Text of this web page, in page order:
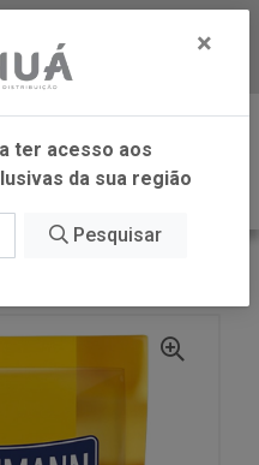
Baixe já nosso APP
0
×
ter acesso aos
da sua região
Pesquisar